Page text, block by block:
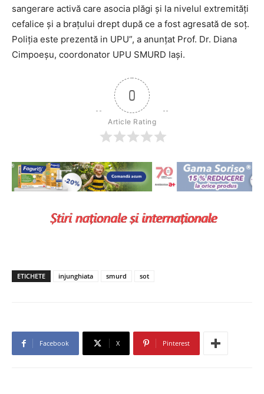
sangerare activă care asocia plăgi și la nivelul extremități
cefalice și a brațului drept după ce a fost agresată de soț.
Poliția este prezentă in UPU”, a anunțat Prof. Dr. Diana
Cimpoeșu, coordonator UPU SMURD Iași.
0
Article Rating
ETICHETE injunghiata smurd sot
Facebook X Pinterest